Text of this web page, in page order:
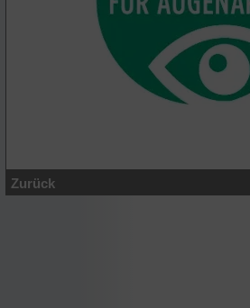
Zurück